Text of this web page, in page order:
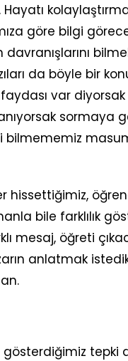
göre bilgi
da böyle bir
var diyorsak
sormaya
bilmememiz
hissettiğimiz,
bile farklılık
mesaj, öğreti
anlatmak
tepki